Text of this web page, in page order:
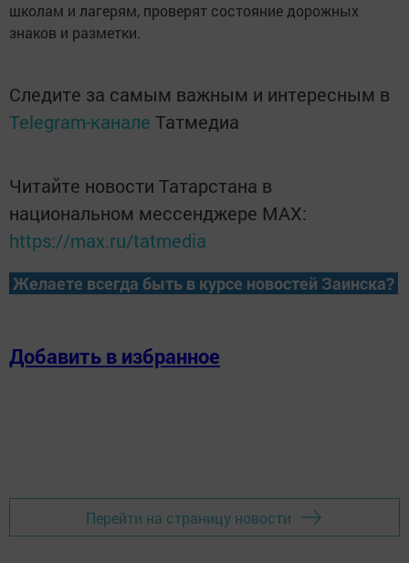
школам и лагерям, проверят состояние дорожных
знаков и разметки.
Следите за самым важным и интересным в
Telegram-канале Татмедиа
Читайте новости Татарстана в
национальном мессенджере MАХ:
https://max.ru/tatmedia
Желаете всегда быть в курсе новостей Заинска?
Добавить в избранное
Перейти на страницу новости